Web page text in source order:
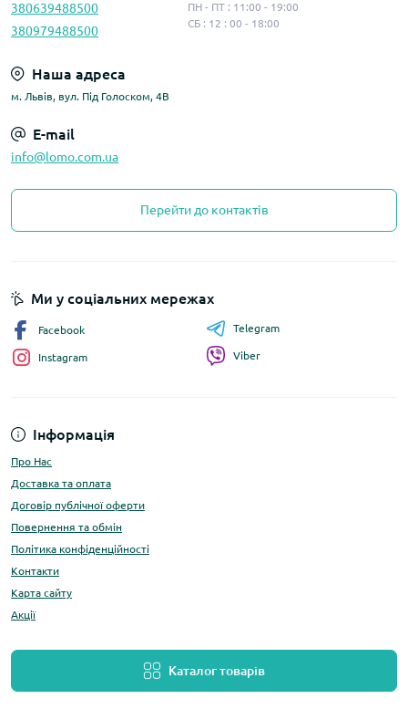
380639488500
380979488500
ПН - ПТ : 11:00 - 19:00
СБ : 12 : 00 - 18:00
Наша адреса
м. Львів, вул. Під Голоском, 4В
E-mail
info@lomo.com.ua
Перейти до контактів
Інформація
Про Нас
Доставка та оплата
Договір публічної оферти
Повернення та обмін
Політика конфіденційності
Контакти
Карта сайту
Акції
Каталог товарів
Ми у соціальних мережах
Facebook
Instagram
Telegram
Viber